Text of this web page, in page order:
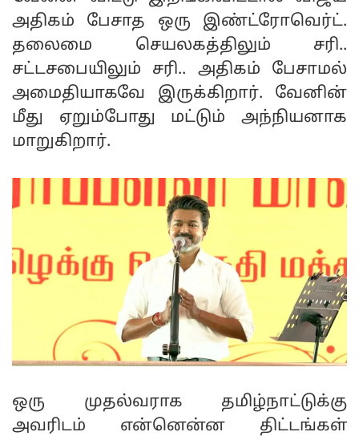
அதிகம் பேசாத ஒரு இண்ட்ரோவெர்ட்.
தலைமை செயலகத்திலும் சரி..
சட்டசபையிலும் சரி.. அதிகம் பேசாமல்
அமைதியாகவே இருக்கிறார். வேனின்
மீது ஏறும்போது மட்டும் அந்நியனாக
மாறுகிறார்.
ஒரு முதல்வராக தமிழ்நாட்டுக்கு
அவரிடம் என்னென்ன திட்டங்கள்